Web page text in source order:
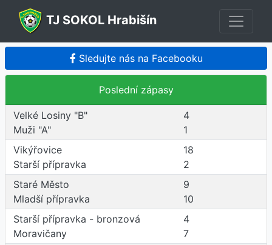
TJ SOKOL Hrabišín
Sledujte nás na Facebooku
Poslední zápasy
Velké Losiny "B"
4
Muži "A"
1
Vikýřovice
18
Starší přípravka
2
Staré Město
9
Mladší přípravka
10
Starší přípravka - bronzová
4
Moravičany
7